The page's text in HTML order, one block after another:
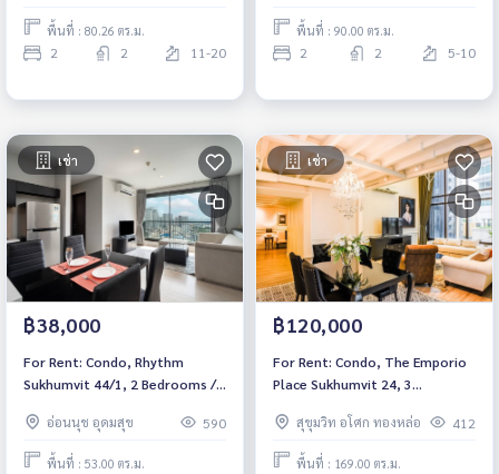
in*
พื้นที่ : 80.26 ตร.ม.
2 2 11-20
Ready to move in*
พื้นที่ : 90.00 ตร.ม.
2 2 5-10
เช่า
฿38,000
For Rent: Condo, Rhythm
Sukhumvit 44/1, 2 Bedrooms /1
/High Floor /Corner Unit &
Ready to move in*
อ่อนนุช อุดมสุข 590
พื้นที่ : 53.00 ตร.ม.
เช่า
฿120,000
For Rent: Condo, The Emporio
Place Sukhumvit 24, 3
*Duplex Corner Luxury Loft Unit
/Ready to move in*
สุขุมวิท อโศก ทองหล่อ 412
พื้นที่ : 169.00 ตร.ม.